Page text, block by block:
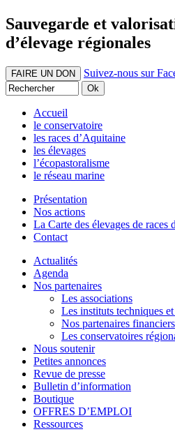
Sauvegarde et
d’élevage régionales
FAIRE UN DON Suivez-nous sur
Accueil
le conservatoire
les races d’Aquitaine
les élevages
l’écopastoralisme
le réseau marine
Présentation
Nos actions
La Carte des élevages de races
Contact
Actualités
Agenda
Nos partenaires
Les associations
Les instituts techniques
Nos partenaires financiers
Les conservatoires
Nous soutenir
Petites annonces
Revue de presse
Bulletin d’information
Boutique
OFFRES D’EMPLOI
Ressources